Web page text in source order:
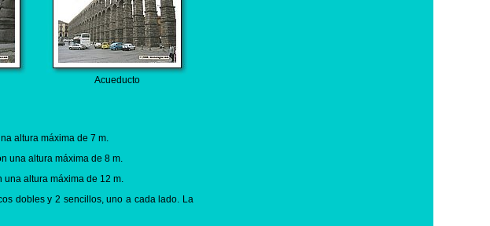
Acueducto
altura máxima de 7 m.
una altura máxima de 8 m.
una altura máxima de 12 m.
dobles y 2 sencillos, uno a cada lado. La